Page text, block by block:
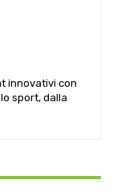
innovativi con
sport, dalla